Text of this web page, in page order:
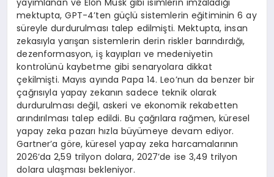
yayımlanan ve Elon Musk gibi isimlerin imzaladığı
mektupta, GPT-4’ten güçlü sistemlerin eğitiminin 6 ay
süreyle durdurulması talep edilmişti. Mektupta, insan
zekasıyla yarışan sistemlerin derin riskler barındırdığı,
dezenformasyon, iş kayıpları ve medeniyetin
kontrolünü kaybetme gibi senaryolara dikkat
çekilmişti. Mayıs ayında Papa 14. Leo’nun da benzer bir
çağrısıyla yapay zekanın sadece teknik olarak
durdurulması değil, askeri ve ekonomik rekabetten
arındırılması talep edildi. Bu çağrılara rağmen, küresel
yapay zeka pazarı hızla büyümeye devam ediyor.
Gartner’a göre, küresel yapay zeka harcamalarının
2026’da 2,59 trilyon dolara, 2027’de ise 3,49 trilyon
dolara ulaşması bekleniyor.